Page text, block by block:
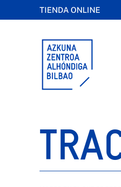
TIENDA ONLINE